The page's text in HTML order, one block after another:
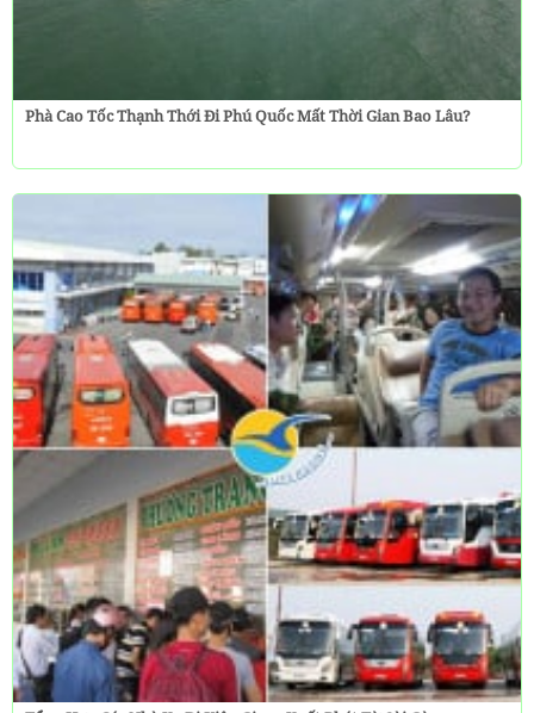
Phà Cao Tốc Thạnh Thới Đi Phú Quốc Mất Thời Gian Bao Lâu?